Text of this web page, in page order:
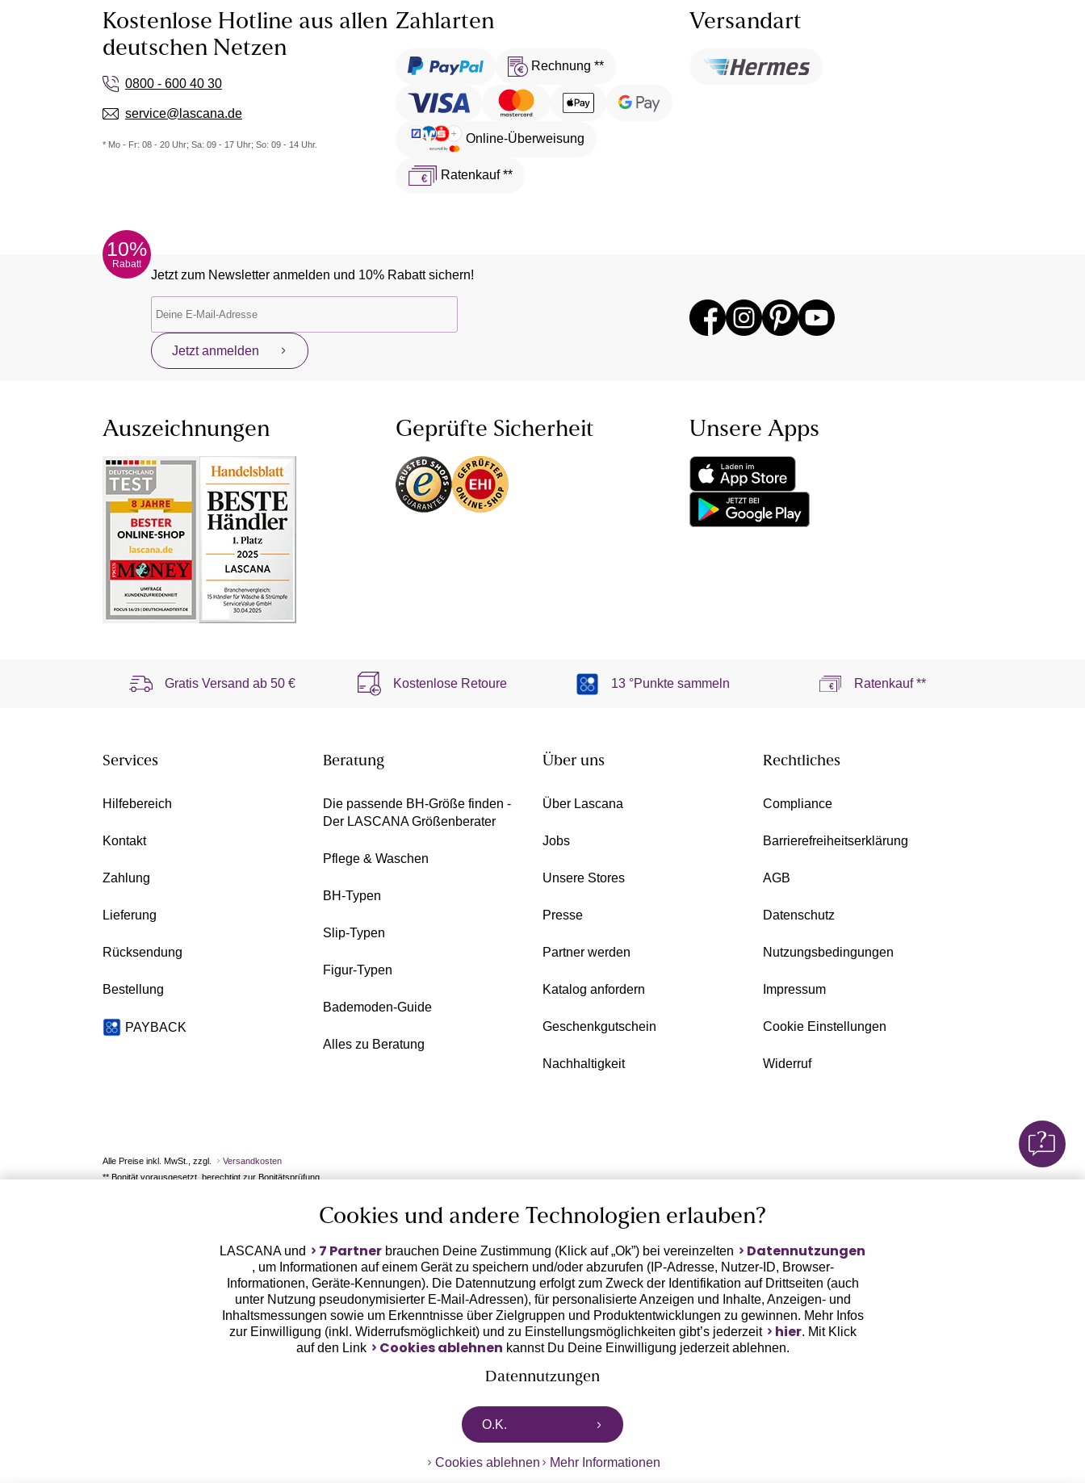
Kostenlose Hotline aus allen
deutschen Netzen
0800 - 600 40 30
service@lascana.de
* Mo - Fr: 08 - 20 Uhr; Sa: 09 - 17 Uhr; So: 09 - 14 Uhr.
Zahlarten
Rechnung **
Online-Überweisung
Ratenkauf **
Versandart
10%
Rabatt
Jetzt zum Newsletter anmelden und 10% Rabatt sichern!
Jetzt anmelden
Auszeichnungen Geprüfte Sicherheit Unsere Apps
Gratis Versand ab50 € Kostenlose Retoure 13 °Punkte sammeln Ratenkauf **
Services
Hilfebereich
Kontakt
Zahlung
Lieferung
Rücksendung
Bestellung
PAYBACK
Beratung
Die passende BH-Größe finden -
Der LASCANA Größenberater
Pflege & Waschen
BH-Typen
Slip-Typen
Figur-Typen
Bademoden-Guide
Alles zu Beratung
Über uns
Über Lascana
Jobs
Unsere Stores
Presse
Partner werden
Katalog anfordern
Geschenkgutschein
Nachhaltigkeit
Rechtliches
Compliance
Barrierefreiheitserklärung
AGB
Datenschutz
Nutzungsbedingungen
Impressum
Cookie Einstellungen
Widerruf
Alle Preise inkl. MwSt., zzgl.
Versandkosten
** Bonität vorausgesetzt, berechtigt zur Bonitätsprüfung
Cookies und andere Technologien erlauben?
LASCANA und 7 Partner brauchen Deine Zustimmung (Klick auf „Ok”) bei vereinzelten Datennutzungen
, um Informationen auf einem Gerät zu speichern und/oder abzurufen (IP-Adresse, Nutzer-ID, Browser-
Informationen, Geräte-Kennungen). Die Datennutzung erfolgt zum Zweck der Identifikation auf Drittseiten (auch
unter Nutzung pseudonymisierter E-Mail-Adressen), für personalisierte Anzeigen und Inhalte, Anzeigen- und
Inhaltsmessungen sowie um Erkenntnisse über Zielgruppen und Produktentwicklungen zu gewinnen. Mehr Infos
zur Einwilligung (inkl. Widerrufsmöglichkeit) und zu Einstellungsmöglichkeiten gibt’s jederzeit
hier. Mit Klick
auf den Link
Cookies ablehnen kannst Du Deine Einwilligung jederzeit ablehnen.
Datennutzungen
LASCANA arbeitet mit Partnern zusammen, die von deinem Endgerät abgerufene Daten (Trackingdaten) oder die
von uns übermittelten pseudonymisierten Daten zur Aussteuerung unserer Werbung sowie auch zu eigenen
Erhebung der Trackingdaten bzw. die Übermittlung deiner pseudonymisierten Daten, sondern auch deren
O.K.
Cookies ablehnen Mehr Informationen